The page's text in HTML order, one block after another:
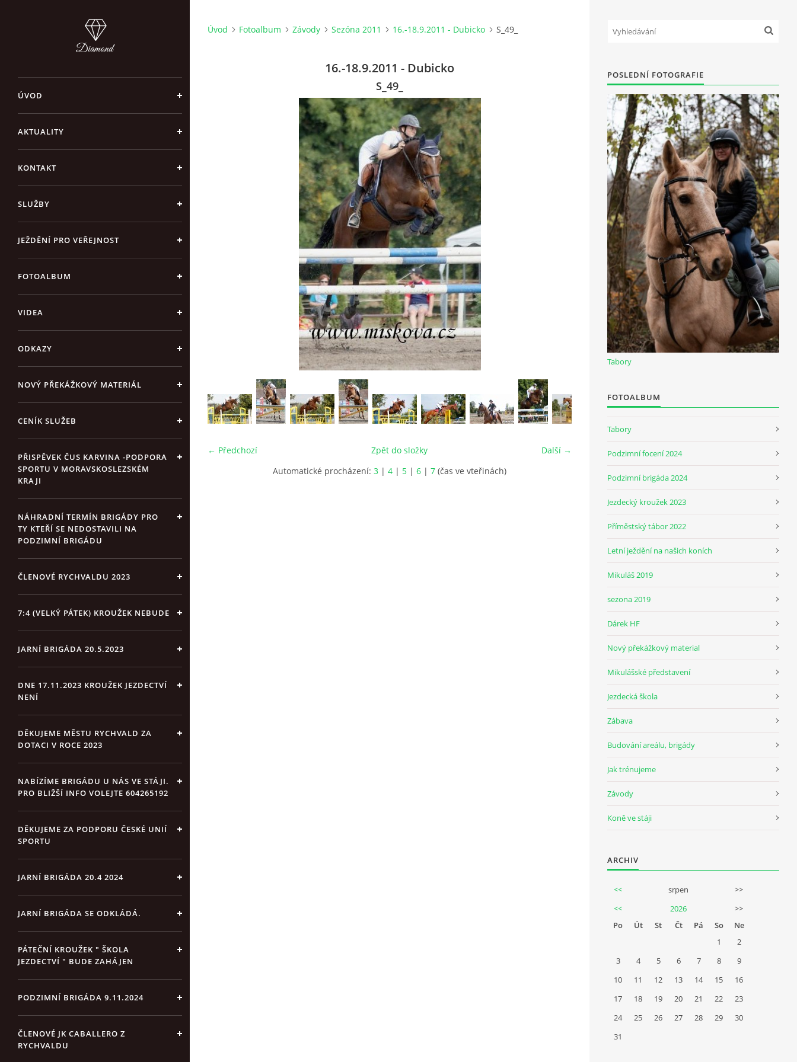
ÚVOD
AKTUALITY
KONTAKT
SLUŽBY
JEŽDĚNÍ PRO VEŘEJNOST
FOTOALBUM
VIDEA
ODKAZY
NOVÝ PŘEKÁŽKOVÝ MATERIÁL
CENÍK SLUŽEB
PŘISPĚVEK ČUS KARVINA -PODPORA
SPORTU V MORAVSKOSLEZSKÉM
KRAJI
NÁHRADNÍ TERMÍN BRIGÁDY PRO
TY KTEŘÍ SE NEDOSTAVILI NA
PODZIMNÍ BRIGÁDU
ČLENOVÉ RYCHVALDU 2023
7:4 (VELKÝ PÁTEK) KROUŽEK NEBUDE
JARNÍ BRIGÁDA 20.5.2023
DNE 17.11.2023 KROUŽEK JEZDECTVÍ
NENÍ
DĚKUJEME MĚSTU RYCHVALD ZA
DOTACI V ROCE 2023
NABÍZÍME BRIGÁDU U NÁS VE STÁJI.
PRO BLIŽŠÍ INFO VOLEJTE 604265192
DĚKUJEME ZA PODPORU ČESKÉ UNIÍ
SPORTU
JARNÍ BRIGÁDA 20.4 2024
JARNÍ BRIGÁDA SE ODKLÁDÁ.
PÁTEČNÍ KROUŽEK " ŠKOLA
JEZDECTVÍ " BUDE ZAHÁJEN
PODZIMNÍ BRIGÁDA 9.11.2024
ČLENOVÉ JK CABALLERO Z
RYCHVALDU
Úvod Fotoalbum Závody Sezóna 2011 16.-18.9.2011 - Dubicko S_49_
16.-18.9.2011 - Dubicko
S_49_
← Předchozí Další →
Zpět do složky
Automatické procházení: 3 | 4 | 5 | 6 | 7 (čas ve vteřinách)
POSLEDNÍ FOTOGRAFIE
Tabory
FOTOALBUM
Tabory
Podzimní focení 2024
Podzimní brigáda 2024
Jezdecký kroužek 2023
Příměstský tábor 2022
Letní ježdění na našich koních
Mikuláš 2019
sezona 2019
Dárek HF
Nový překážkový material
Mikulášské představení
Jezdecká škola
Zábava
Budování areálu, brigády
Jak trénujeme
Závody
Koně ve stáji
ARCHIV
<< srpen
>>
<<
2026
>>
Po
Út St Čt Pá So
Ne
1
2
3
4 5 6 7 8
9
10
11 12 13 14 15
16
17
18 19 20 21 22
23
24
25 26 27 28 29
30
31